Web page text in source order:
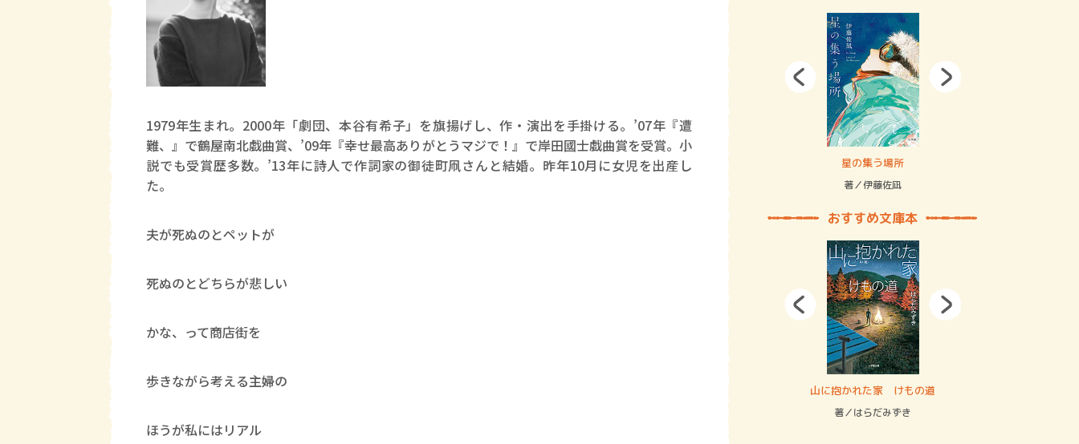
1979年生まれ。2000年「劇団、本谷有希子」を旗揚げし、作・演出を手掛ける。’07年『遭
難、』で鶴屋南北戯曲賞、’09年『幸せ最高ありがとうマジで！』で岸田國士戯曲賞を受賞。小
説でも受賞歴多数。’13年に詩人で作詞家の御徒町凧さんと結婚。昨年10月に女児を出産し
た。
夫が死ぬのとペットが
死ぬのとどちらが悲しい
かな、って商店街を
歩きながら考える主婦の
ほうが私にはリアル
賞金稼ぎスリーサム！ 二重拘束の… 星の集う場所
著／伊藤佐凪
おすすめ文庫本
山に抱かれた家 けもの道
著／はらだみずき